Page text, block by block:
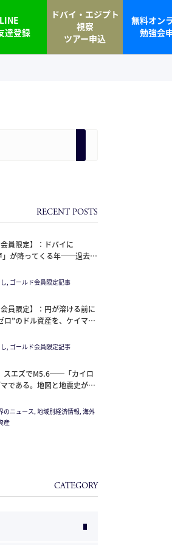
LINE
達登録
ドバイ・エジプト
視察
ツアー申込
無料オン
勉強会
会員限定】：ドバイに
」が降ってくる年──過去
引き渡しラッシュと、ミサ
“安全神話”。2027年の供給
, ゴールド会員限定記事
会員限定】：円が溶ける前に
”のドル資産を、ケイマン
持つ。
, ゴールド会員限定記事
スエズでM5.6──「カイロ
である。地図と地震史が崩
した恐怖”
のニュース, 地域別経済情報, 海外
産